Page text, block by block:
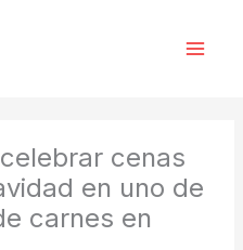
cenas
en uno de
carnes en